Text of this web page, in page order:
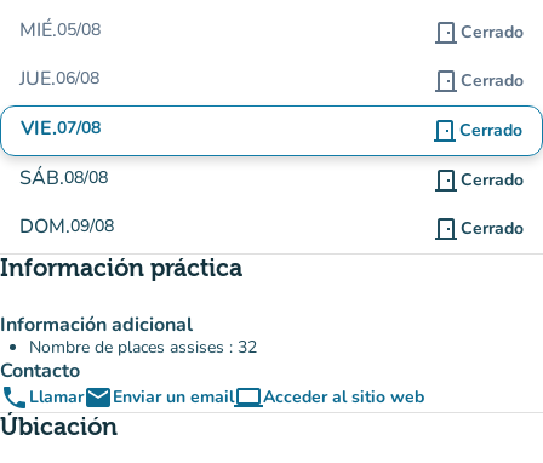
MIÉ.05/08 door_front Cerrado
JUE.06/08 door_front Cerrado
VIE.07/08 door_front Cerrado
SÁB.08/08 door_front Cerrado
DOM.09/08 door_front Cerrado
Información práctica
Información adicional
Nombre de places assises : 32
Contacto
phone LlamaremailEnviar un emailcomputerAcceder al sitio web
(nueva pestaña)
Úbicación